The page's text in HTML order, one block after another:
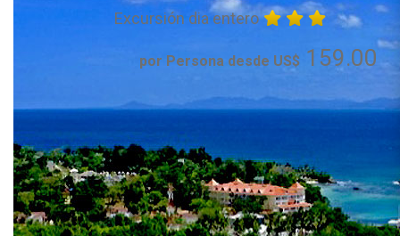
Excursión dia entero
por Persona desde US$ 159.00